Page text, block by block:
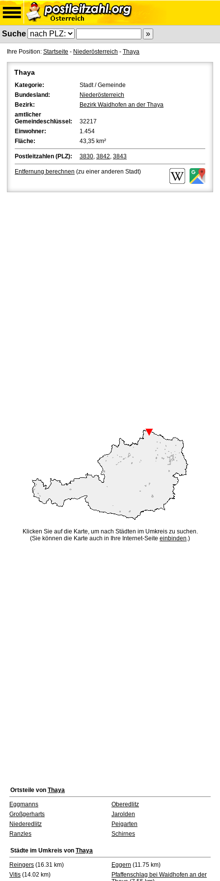
Suche
Ihre Position: Startseite - Niederösterreich - Thaya
Thaya
Kategorie:
Stadt / Gemeinde
Bundesland:
Niederösterreich
Bezirk:
Bezirk Waidhofen an der Thaya
amtlicher
Gemeindeschlüssel:
32217
Einwohner:
1.454
Fläche:
43,35 km²
Postleitzahlen (PLZ): 3830, 3842, 3843
Entfernung berechnen (zu einer anderen Stadt)
Klicken Sie auf die Karte, um nach Städten im Umkreis zu suchen.
(Sie können die Karte auch in Ihre Internet-Seite einbinden.)
Ortsteile von Thaya
Eggmanns
Oberedlitz
Großgerharts
Jarolden
Niederedlitz
Peigarten
Ranzles
Schirnes
Städte im Umkreis von Thaya
Reingers (16.31 km) Eggern (11.75 km)
Vitis (14.02 km)
Pfaffenschlag bei Waidhofen an der